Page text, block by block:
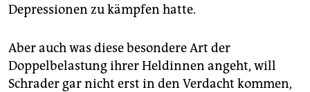
Depressionen zu kämpfen hatte.
Aber auch was diese besondere Art der
Doppelbelastung ihrer Heldinnen angeht, will
Schrader gar nicht erst in den Verdacht kommen,